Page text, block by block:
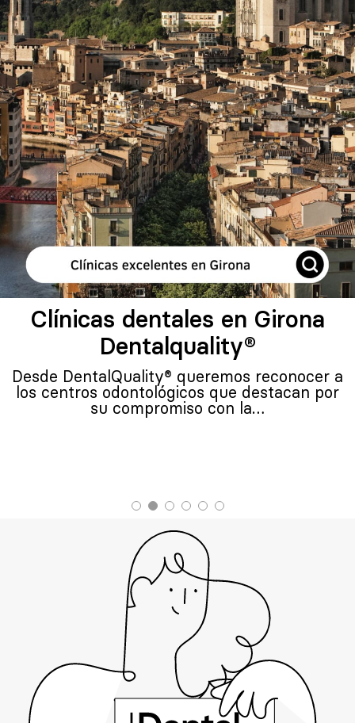
Clínicas dentales en Girona
Dentalquality®
Desde DentalQuality® queremos reconocer a
los centros odontológicos que destacan por
su compromiso con la…